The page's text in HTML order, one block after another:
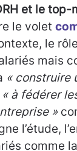
et le top-
le volet
le
mais
« construire
« à fédérer
»
l’étude,
comme